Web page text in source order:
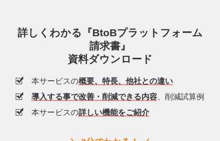
詳しくわかる『BtoBプラットフォーム
請求書』
資料ダウンロード
本サービスの概要、特長、他社との違い
導入する事で改善・削減できる内容 、削減試算例
本サービスの詳しい機能をご紹介